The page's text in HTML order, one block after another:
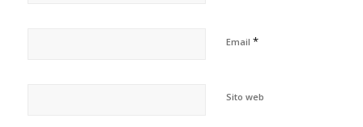
Email *
Sito web